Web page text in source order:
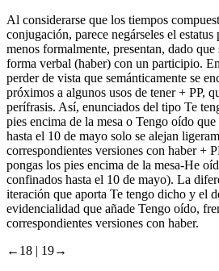
Al considerarse que los tiempos
conjugación, parece negárseles el
menos formalmente, presentan, dado
forma verbal (haber) con un participio.
perder de vista que semánticamente se
próximos a algunos usos de tener+ PP,
perífrasis. Así, enunciados del tipo Te
pies encima de la mesa o Tengo oído que
hasta el 10 de mayo solo se alejan
correspondientes versiones con haber+
pongas los pies encima de la mesa-He
confinados hasta el 10 de mayo). La
iteración que aporta Te tengo dicho y el
evidencialidad que añade Tengo oído,
correspondientes versiones con haber.
←18 | 19→